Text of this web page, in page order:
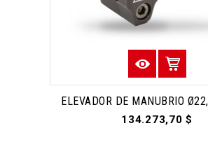
ELEVADOR DE MANUBRIO
134.273,70 $